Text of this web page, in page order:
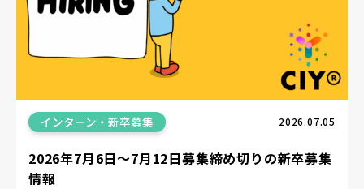
インターン・新卒募集 2026.07.05
2026年7月6日〜7月12日募集締め切りの新卒募集
情報